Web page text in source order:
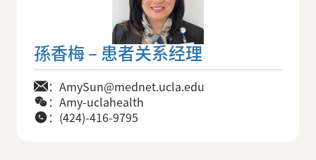
孫香梅 – 患者关系经理
：AmySun@mednet.ucla.edu
：Amy-uclahealth
：(424)-416-9795